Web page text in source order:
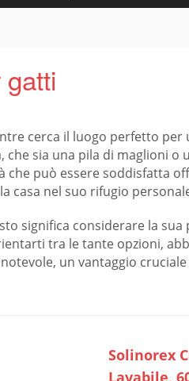
cerca il luogo perfetto
che sia una pila di maglioni
che può essere soddisfatta
casa nel suo rifugio
significa considerare la
tra le tante opzioni,
notevole, un vantaggio
Solinorex